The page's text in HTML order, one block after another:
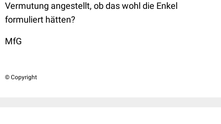
Vermutung angestellt, ob das wohl die Enkel
formuliert hätten?
MfG
© Copyright